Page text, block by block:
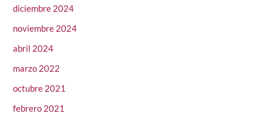
diciembre 2024
noviembre 2024
abril 2024
marzo 2022
octubre 2021
febrero 2021